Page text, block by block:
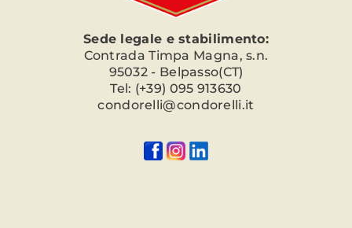
Sede legale e stabilimento:
Contrada Timpa Magna, s.n.
95032 - Belpasso(CT)
Tel: (+39) 095 913630
condorelli@condorelli.it